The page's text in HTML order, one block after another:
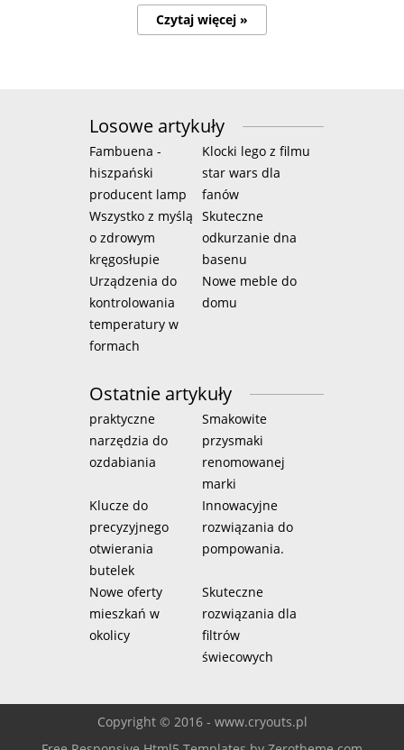
Czytaj więcej »
Losowe artykuły
Fambuena -
hiszpański
producent lamp
Klocki lego z filmu
star wars dla
fanów
Wszystko z myślą
o zdrowym
kręgosłupie
Skuteczne
odkurzanie dna
basenu
Urządzenia do
kontrolowania
temperatury w
formach
Nowe meble do
domu
Ostatnie artykuły
praktyczne
narzędzia do
ozdabiania
Smakowite
przysmaki
renomowanej
marki
Klucze do
precyzyjnego
otwierania
butelek
Innowacyjne
rozwiązania do
pompowania.
Nowe oferty
mieszkań w
okolicy
Skuteczne
rozwiązania dla
filtrów
świecowych
Copyright © 2016 - www.cryouts.pl